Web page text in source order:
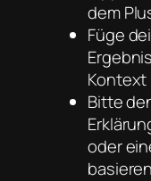
dem
Füge
Kontext
Bitte
oder